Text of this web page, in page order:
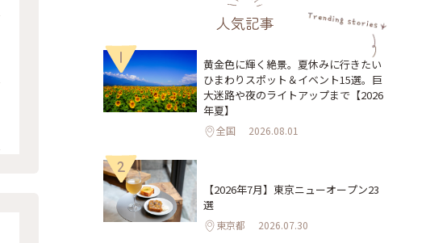
人気記事
1
黄金色に輝く絶景。夏休みに行きたい
ひまわりスポット＆イベント15選。巨
大迷路や夜のライトアップまで【2026
年夏】
全国 2026.08.01
2
【2026年7月】東京ニューオープン23
選
東京都 2026.07.30